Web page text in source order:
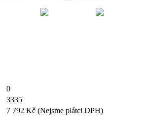
0
3335
7 792 Kč (Nejsme plátci DPH)